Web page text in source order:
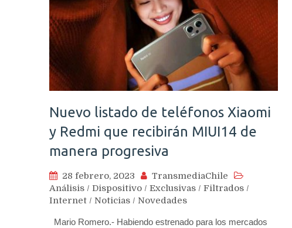
Nuevo listado de teléfonos Xiaomi
y Redmi que recibirán MIUI14 de
manera progresiva
28 febrero, 2023
TransmediaChile
Análisis / Dispositivo / Exclusivas / Filtrados /
Internet / Noticias / Novedades
Mario Romero.- Habiendo estrenado para los mercados